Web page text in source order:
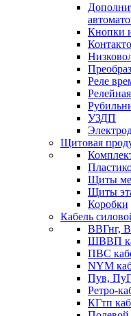
Кнопки
Реле
УЗДП
Щитовая
Щиты
Щиты
Коробки
Кабель
ВВГнг,
ШВВП
ПВС
NYM
Пув,
Ретро-
КГтп